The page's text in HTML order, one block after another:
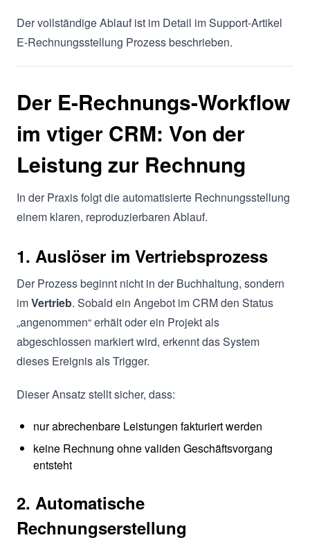
Der vollständige Ablauf ist im Detail im Support-Artikel
E-Rechnungsstellung Prozess beschrieben.
Der E-Rechnungs-Workflow
im vtiger CRM: Von der
Leistung zur Rechnung
In der Praxis folgt die automatisierte Rechnungsstellung
einem klaren, reproduzierbaren Ablauf.
1. Auslöser im Vertriebsprozess
Der Prozess beginnt nicht in der Buchhaltung, sondern
imVertrieb. Sobald ein Angebot im CRM den Status
„angenommen“ erhält oder ein Projekt als
abgeschlossen markiert wird, erkennt das System
dieses Ereignis als Trigger.
Dieser Ansatz stellt sicher, dass:
nur abrechenbare Leistungen fakturiert werden
keine Rechnung ohne validen Geschäftsvorgang
entsteht
2. Automatische
Rechnungserstellung